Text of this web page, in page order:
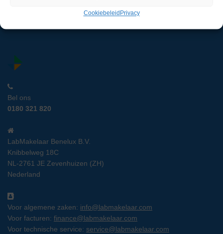
Cookiebeleid Privacy
Bel ons
0180 321 820
LabMakelaar Benelux B.V.
Knibbelweg 18C
NL-2761 JE Zevenhuizen (ZH)
Nederland
Voor algemene zaken: info@labmakelaar.com
Voor facturen: finance@labmakelaar.com
Voor technische service: service@labmakelaar.com